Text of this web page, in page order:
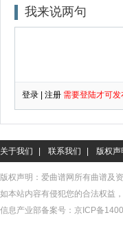
关于我们 联系我们 版权声
版权声明：爱曲谱网所有曲谱及
如本站内容有侵犯您的合法权益
信息产业部备案号： 京ICP备